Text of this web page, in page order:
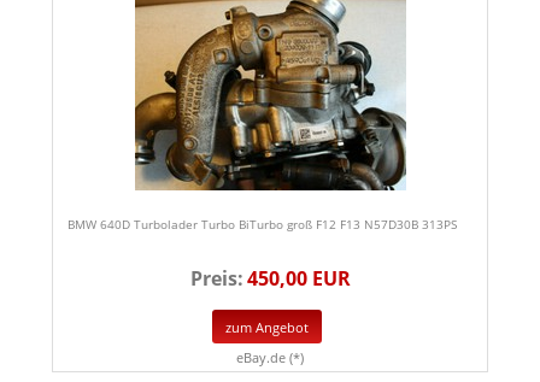
BMW 640D Turbolader Turbo BiTurbo groß F12 F13 N57D30B 313PS
Preis:450,00 EUR
zum Angebot
eBay.de (*)